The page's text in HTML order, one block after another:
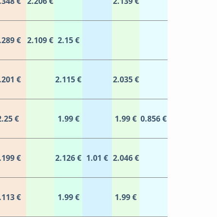
€ 2.109 € 2.15 €
€ 2.115 € 2.035 €
€ 1.99 € 1.99 € 0.856 €
€ 2.126 € 1.01 € 2.046 €
€ 1.99 € 1.99 €